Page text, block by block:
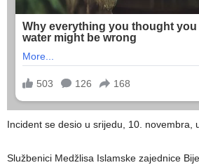
Incident se desio u srijedu, 10. novembra,
Službenici Medžlisa Islamske zajednice